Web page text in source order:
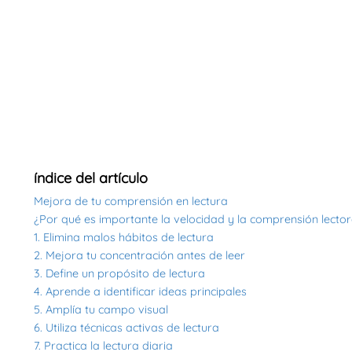
índice del artículo
Mejora de tu comprensión en lectura
¿Por qué es importante la velocidad y la comprensión
1. Elimina malos hábitos de lectura
2. Mejora tu concentración antes de leer
3. Define un propósito de lectura
4. Aprende a identificar ideas principales
5. Amplía tu campo visual
6. Utiliza técnicas activas de lectura
7. Practica la lectura diaria